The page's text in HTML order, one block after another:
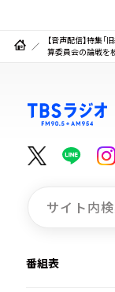
【音声配信】特集
算委員会の論戦を
番組表